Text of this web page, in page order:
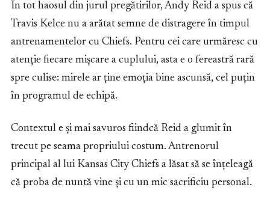
În tot haosul din jurul pregătirilor, Andy Reid a spus că
Travis Kelce nu a arătat semne de distragere în timpul
antrenamentelor cu Chiefs. Pentru cei care urmăresc cu
atenție fiecare mișcare a cuplului, asta e o fereastră rară
spre culise: mirele ar ține emoția bine ascunsă, cel puțin
în programul de echipă.
Contextul e și mai savuros fiindcă Reid a glumit în
trecut pe seama propriului costum. Antrenorul
principal al lui Kansas City Chiefs a lăsat să se înțeleagă
că proba de nuntă vine și cu un mic sacrificiu personal.